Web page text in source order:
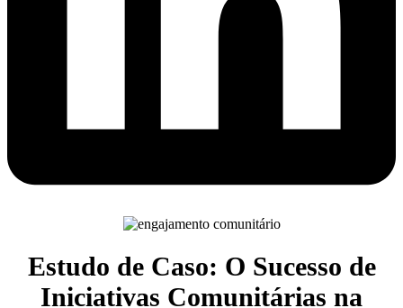
Estudo de Caso: O Sucesso de
Iniciativas Comunitárias na